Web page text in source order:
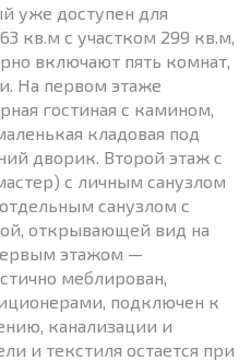
уже доступен для
кв.м с участком 299 кв.м,
включают пять комнат,
На первом этаже
гостиная с камином,
кладовая под
дворик. Второй этаж с
с личным санузлом
санузлом с
открывающей вид на
этажом —
меблирован,
подключен к
канализации и
и текстиля остается при